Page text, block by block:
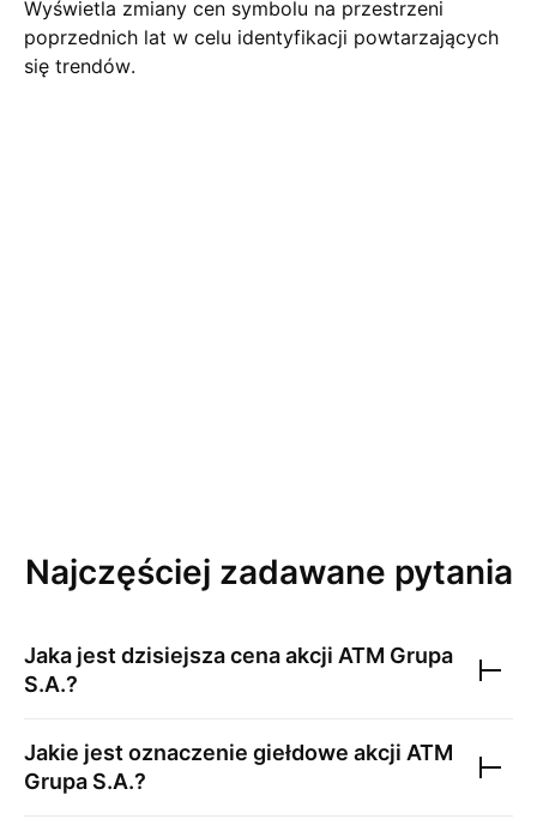
Wyświetla zmiany cen symbolu na przestrzeni
poprzednich lat w celu identyfikacji powtarzających
się trendów.
Najczęściej zadawane pytania
Jaka jest dzisiejsza cena akcji ATM Grupa
S.A.?
Jakie jest oznaczenie giełdowe akcji ATM
Grupa S.A.?